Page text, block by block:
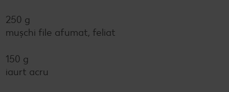
250 g
mușchi file afumat, feliat
150 g
iaurt acru